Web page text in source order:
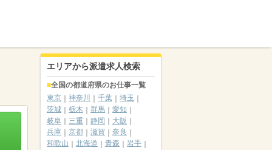
エリアから派遣求人検索
全国の都道府県のお仕事一覧
東京
神奈川 千葉
埼玉
茨城
栃木 群馬
愛知
岐阜
三重 静岡
大阪
兵庫
京都 滋賀
奈良
和歌山
北海道 青森
岩手